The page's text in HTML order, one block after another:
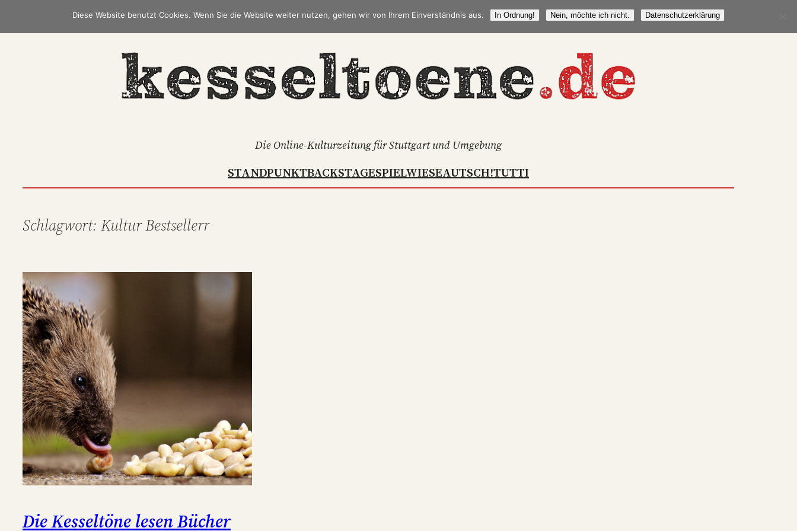
Inhalt
Die Online-Kulturzeitung für Stuttgart und Umgebung
STANDPUNKTBACKSTAGESPIELWIESEAUTSCH!TUTTI
Schlagwort: Kultur Bestsellerr
Die Kesseltöne lesen Bücher
Diese Website benutzt Cookies. Wenn Sie die Website weiter nutzen, gehen wir von Ihrem Einverständnis aus. In Ordnung! Nein, möchte ich nicht. Datenschutzerklärung